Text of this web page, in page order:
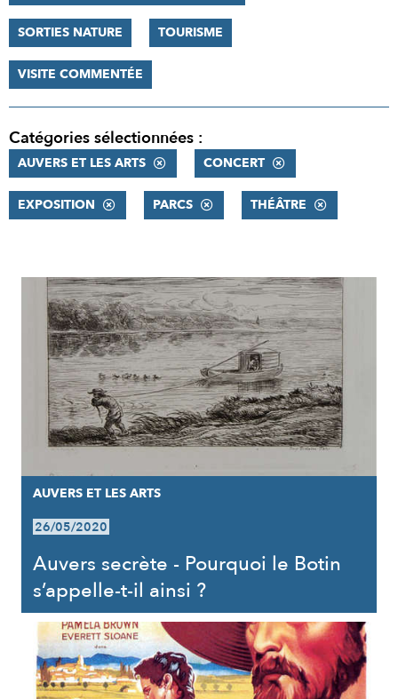
SORTIES NATURE TOURISME
VISITE COMMENTÉE
Catégories sélectionnées :
AUVERS ET LES ARTS CONCERT
EXPOSITION PARCS THÉÂTRE
RÉSULTATS
AUVERS ET LES ARTS
26/05/2020
Auvers secrète - Pourquoi le Botin
s’appelle-t-il ainsi ?